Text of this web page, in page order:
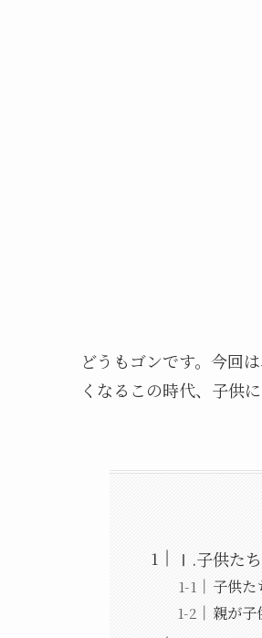
どうもゴンです。今回
くなるこの時代、子供
Ⅰ.子供た
子供
親が子